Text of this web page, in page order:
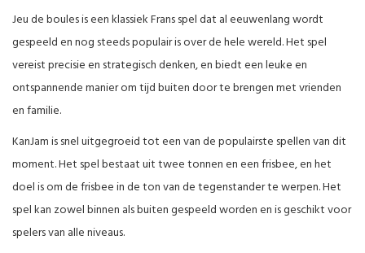
Jeu de boules is een klassiek Frans spel dat al eeuwenlang wordt
gespeeld en nog steeds populair is over de hele wereld. Het spel
vereist precisie en strategisch denken, en biedt een leuke en
ontspannende manier om tijd buiten door te brengen met vrienden
en familie.
KanJam is snel uitgegroeid tot een van de populairste spellen van dit
moment. Het spel bestaat uit twee tonnen en een frisbee, en het
doel is om de frisbee in de ton van de tegenstander te werpen. Het
spel kan zowel binnen als buiten gespeeld worden en is geschikt voor
spelers van alle niveaus.